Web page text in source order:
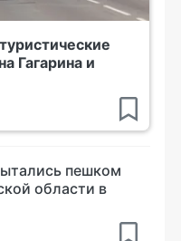
Гагарина и
пешком
области в